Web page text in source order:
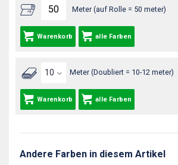
Meter (auf Rolle = 50 meter)
Warenkorb alle Farben
Meter (Doubliert = 10-12 meter)
Warenkorb alle Farben
Andere Farben in diesem Artikel